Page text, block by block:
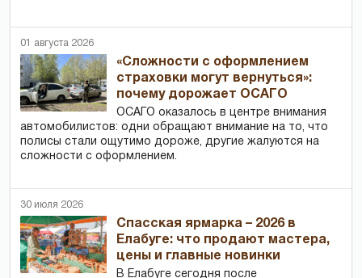
01 августа 2026
«Сложности с оформлением
страховки могут вернуться»:
почему дорожает ОСАГО
ОСАГО оказалось в центре внимания
автомобилистов: одни обращают внимание на то, что
полисы стали ощутимо дороже, другие жалуются на
сложности с оформлением.
30 июля 2026
Спасская ярмарка – 2026 в
Елабуге: что продают мастера,
цены и главные новинки
В Елабуге сегодня после